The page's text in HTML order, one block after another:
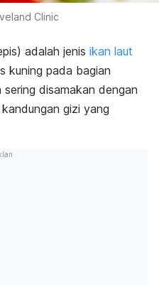
Clinic
) adalah jenis ikan laut
kuning pada bagian
disamakan dengan
gizi yang